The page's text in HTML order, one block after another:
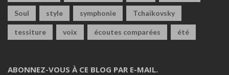
Soul style symphonie Tchaïkovsky
tessiture voix écoutes comparées été
ABONNEZ-VOUS À CE BLOG PAR E-MAIL.